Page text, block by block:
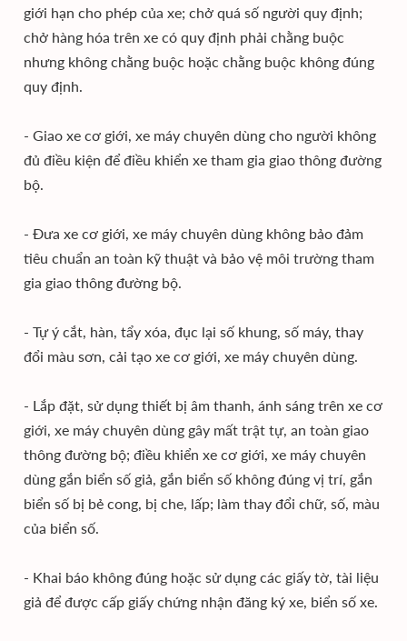
giới hạn cho phép của xe; chở quá số người quy định;
chở hàng hóa trên xe có quy định phải chằng buộc
nhưng không chằng buộc hoặc chằng buộc không đúng
quy định.
- Giao xe cơ giới, xe máy chuyên dùng cho người không
đủ điều kiện để điều khiển xe tham gia giao thông đường
bộ.
- Đưa xe cơ giới, xe máy chuyên dùng không bảo đảm
tiêu chuẩn an toàn kỹ thuật và bảo vệ môi trường tham
gia giao thông đường bộ.
- Tự ý cắt, hàn, tẩy xóa, đục lại số khung, số máy, thay
đổi màu sơn, cải tạo xe cơ giới, xe máy chuyên dùng.
- Lắp đặt, sử dụng thiết bị âm thanh, ánh sáng trên xe cơ
giới, xe máy chuyên dùng gây mất trật tự, an toàn giao
thông đường bộ; điều khiển xe cơ giới, xe máy chuyên
dùng gắn biển số giả, gắn biển số không đúng vị trí, gắn
biển số bị bẻ cong, bị che, lấp; làm thay đổi chữ, số, màu
của biển số.
- Khai báo không đúng hoặc sử dụng các giấy tờ, tài liệu
giả để được cấp giấy chứng nhận đăng ký xe, biển số xe.